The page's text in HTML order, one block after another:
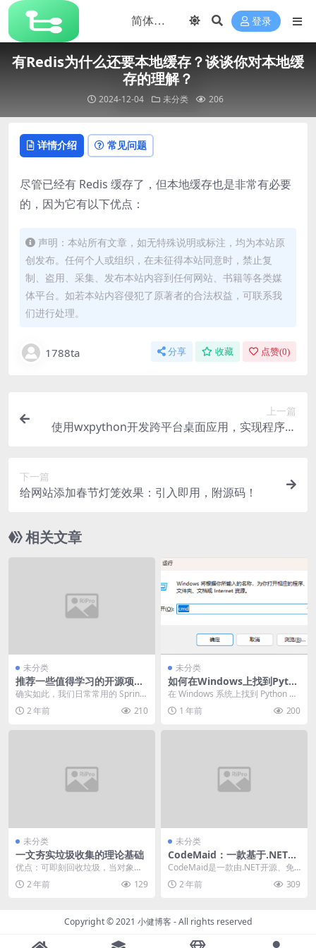
登录
有Redis为什么还要本地缓存？谈谈你对本地缓
存的理解？
2024-12-04 未分类 206
详情介绍 常见问题
尽管已经有 Redis 缓存了，但本地缓存也是非常有必要
的，因为它有以下优点：
声明：本站所有文章，如无特殊说明或标注，均为本站原
创发布。任何个人或组织，在未征得本站同意时，禁止复
制、盗用、采集、发布本站内容到任何网站、书籍等各类媒
体平台。如若本站内容侵犯了原著者的合法权益，可联系我
们进行处理。
1788ta 分享 收藏 点赞(0)
上一篇
使用wxpython开发跨平台桌面应用，实现程序托
下一篇
给网站添加春节灯笼效果：引入即用，附源码！
相关文章
未分类
推荐一些值得学习的开源项目
和框架
确实如此，我们日常常用的 Sprin
g、Netty 确实由于发展了多年，看
起来比...
2 年前 210
未分类
如何在Windows上找到Pyth
on安装路径？两种方法快速定
位
在 Windows 系统上找到 Python 的
安装路径对于设置环境变量或排查
问...1 年前 200
未分类
一文夯实垃圾收集的理论基础
优点：可即刻回收垃圾，当对象计
数为0时，会立刻回收；
2 年前 129
未分类
CodeMaid：一款基于.NET开
发的Visual Studio代码简化和
整理实用插件
CodeMaid是一款由.NET开源、免
费、强大的Visual Studio实用...
2 年前 309
Copyright © 2021 小健博客 - All rights reserved